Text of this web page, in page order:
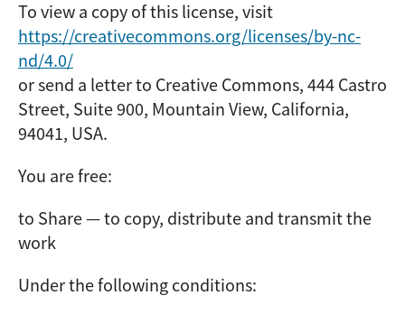
To view a copy of this license, visit
https://creativecommons.org/licenses/by-nc-
nd/4.0/
or send a letter to Creative Commons, 444 Castro
Street, Suite 900, Mountain View, California,
94041, USA.
You are free:
to Share — to copy, distribute and transmit the
work
Under the following conditions: